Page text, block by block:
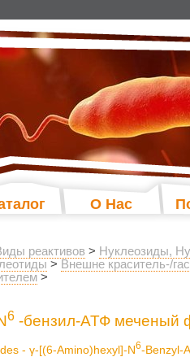
О Нас
реактивов > Нуклеозиды,
> Внешне краситель-/
>
6 -бензил-АТФ меченый
- γ-[(6-Amino)hexyl]-N6-Benzyl-